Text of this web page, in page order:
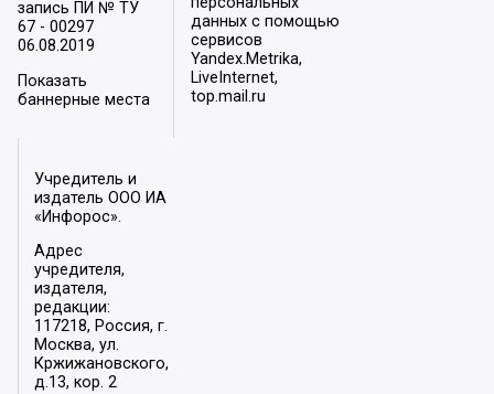
запись ПИ № ТУ
67 - 00297
06.08.2019
Показать
баннерные места
данных с помощью
сервисов
Yandex.Metrika,
LiveInternet,
top.mail.ru
Учредитель и
издатель ООО ИА
«Инфорос».
Адрес
учредителя,
издателя,
редакции:
117218, Россия, г.
Москва, ул.
Кржижановского,
д.13, кор. 2